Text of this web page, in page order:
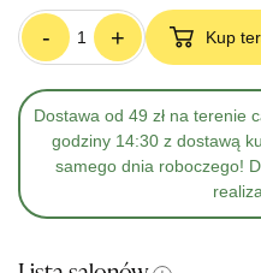
- + Kup
Dostawa od 49 zł na terenie
godziny 14:30 z dostawą
samego dnia roboczego!